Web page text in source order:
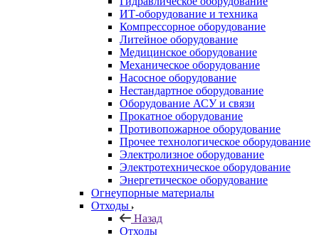
ИТ-оборудование и техника
Компрессорное оборудование
Литейное оборудование
Медицинское оборудование
Механическое оборудование
Насосное оборудование
Нестандартное оборудование
Оборудование АСУ и связи
Прокатное оборудование
Противопожарное оборудование
Прочее технологическое оборудование
Электролизное оборудование
Электротехническое оборудование
Энергетическое оборудование
Огнеупорные материалы
Отходы
Назад
Отходы